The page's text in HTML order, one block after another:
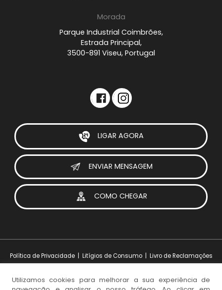
Morada
Parque Industrial Coimbrões,
Estrada Principal,
3500-891 Viseu, Portugal
LIGAR AGORA
ENVIAR MENSAGEM
COMO CHEGAR
Política de Privacidade| Litígios de Consumo| Livro de Reclamações
Utilizamos cookies para melhorar a sua experiência de